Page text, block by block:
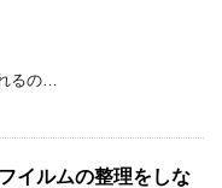
るの…
イルムの整理をしな